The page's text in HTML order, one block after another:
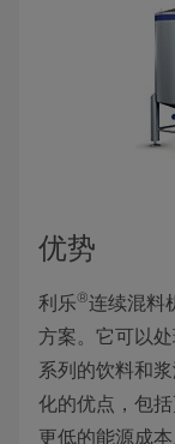
优势
利乐®连续混料
方案。它可以
系列的饮料和
化的优点，包
更低的能源成